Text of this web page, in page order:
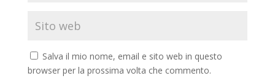
Salva il mio nome, email e sito web in questo
browser per la prossima volta che commento.